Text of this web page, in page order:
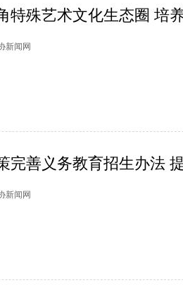
特殊艺术文化生态圈 培
新闻网
完善义务教育招生办法
新闻网